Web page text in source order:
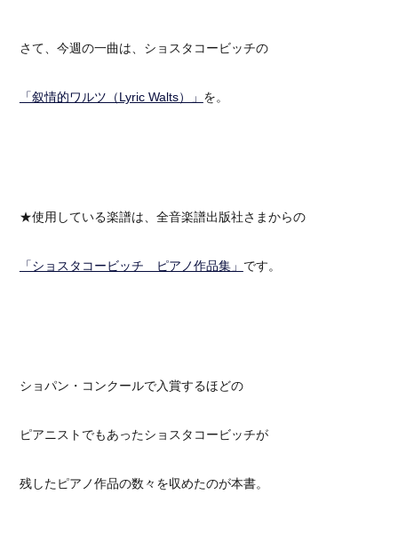
さて、今週の一曲は、ショスタコービッチの
「叙情的ワルツ（Lyric Walts）」 を。
★使用している楽譜は、全音楽譜出版社さまからの
「ショスタコービッチ ピアノ作品集」 です。
ショパン・コンクールで入賞するほどの
ピアニストでもあったショスタコービッチが
残したピアノ作品の数々を収めたのが本書。